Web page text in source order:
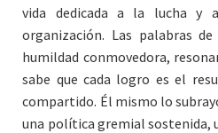
vida dedicada a la lucha y
organización. Las palabras
humildad conmovedora,
sabe que cada logro es el
compartido. Él mismo lo
una política gremial sostenida,